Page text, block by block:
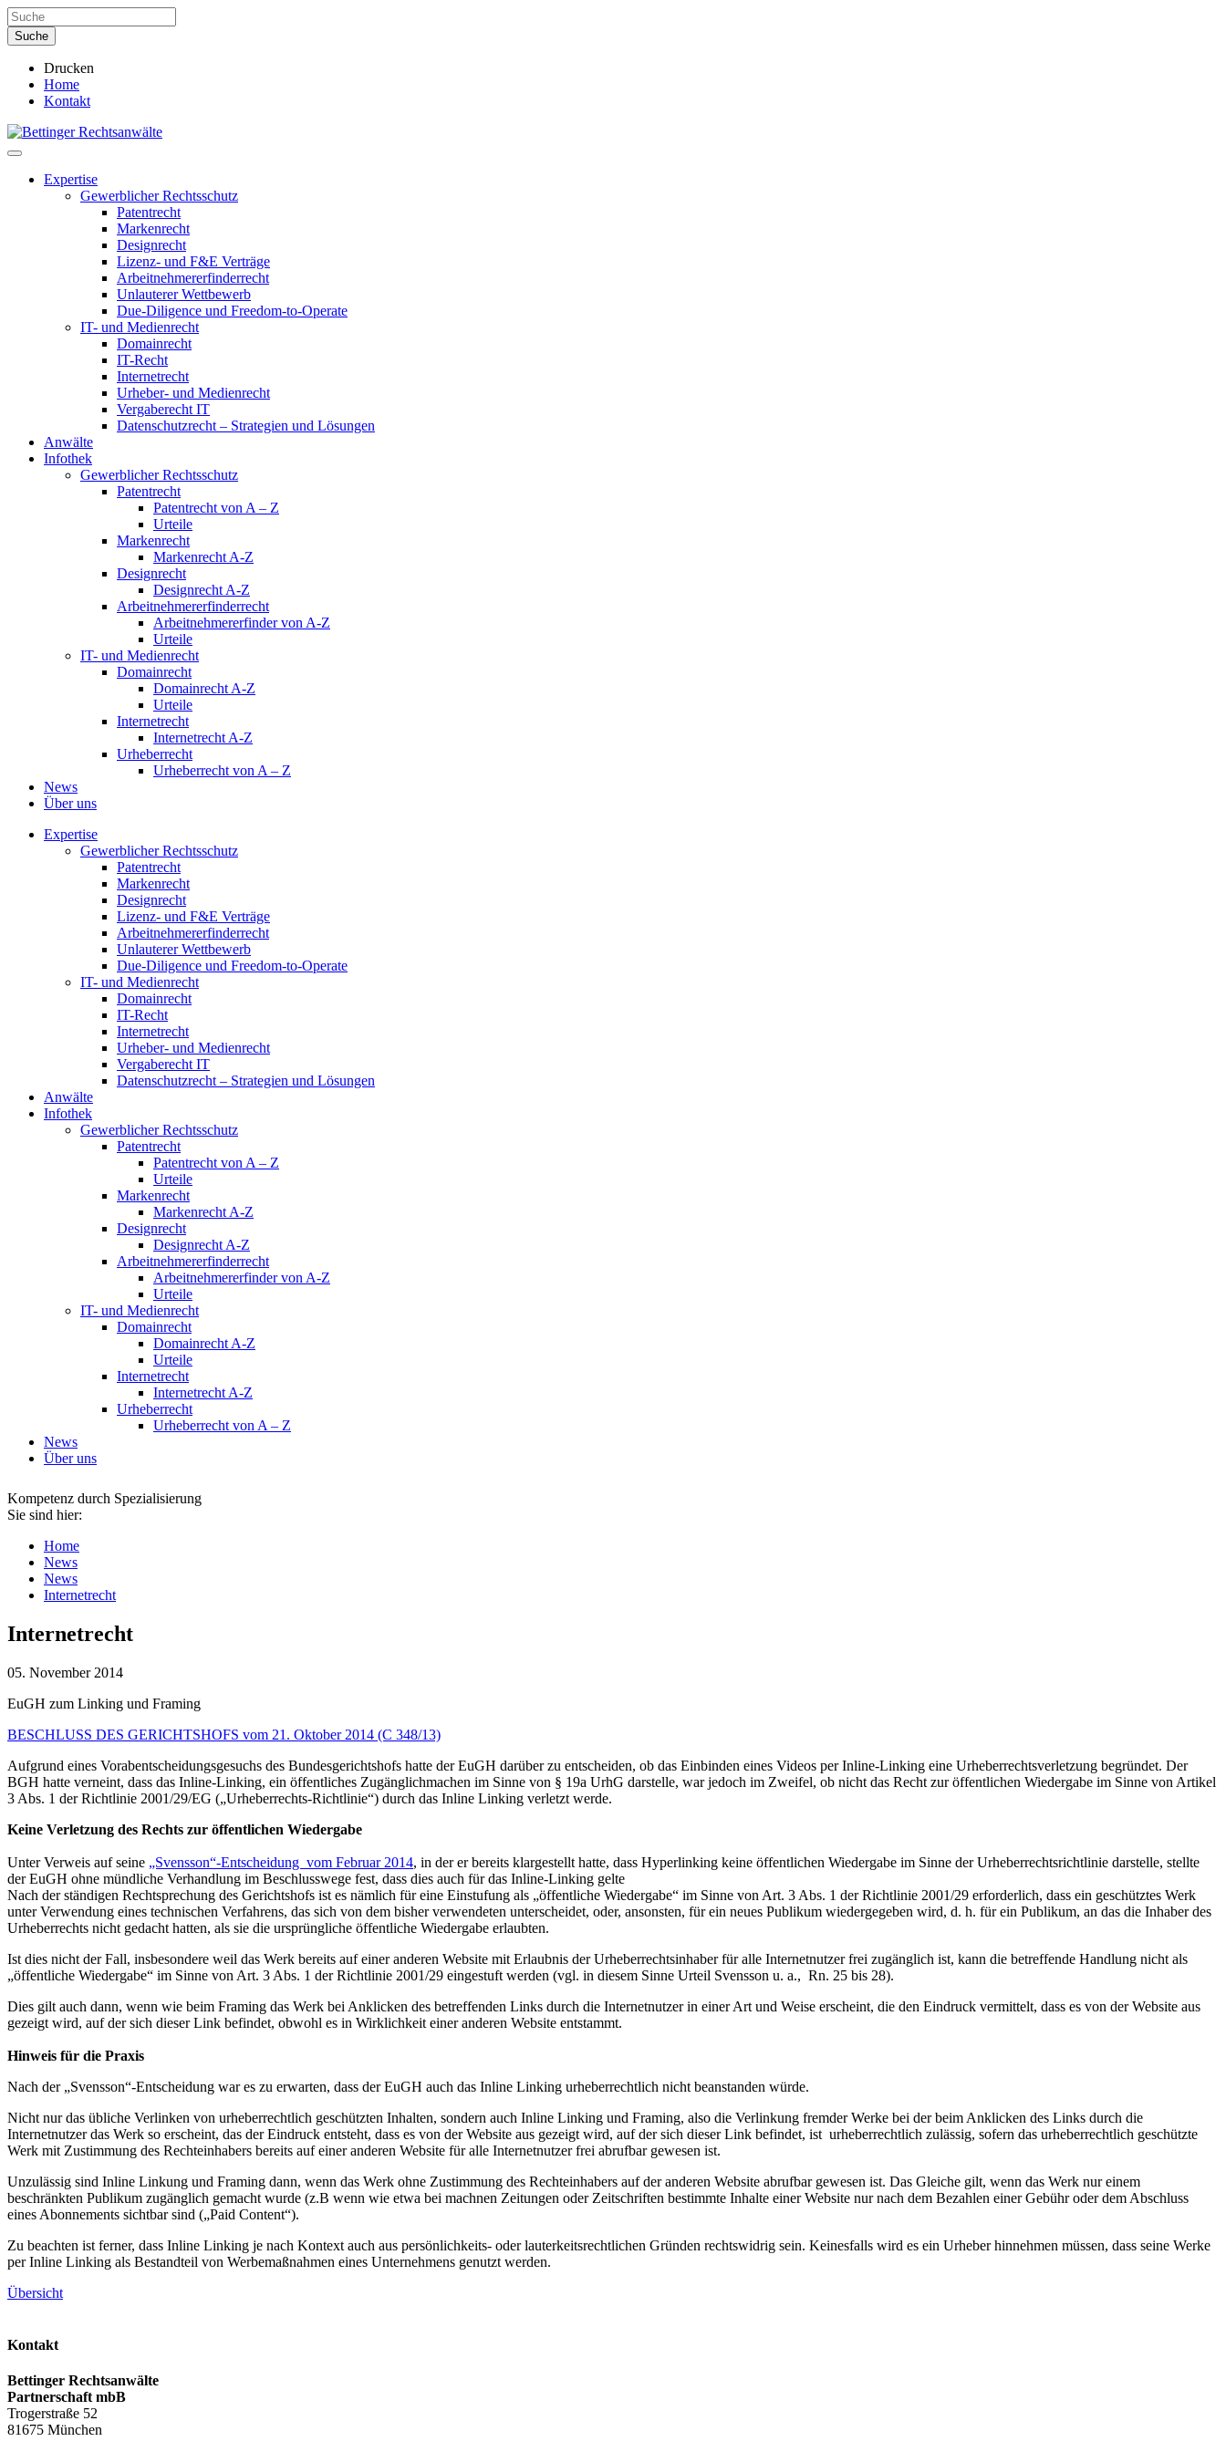
Drucken
Home
Kontakt
Expertise
Gewerblicher Rechtsschutz
Patentrecht
Markenrecht
Designrecht
Lizenz- und F&E Verträge
Arbeitnehmererfinderrecht
Unlauterer Wettbewerb
Due-Diligence und Freedom-to-Operate
IT- und Medienrecht
Domainrecht
IT-Recht
Internetrecht
Urheber- und Medienrecht
Vergaberecht IT
Datenschutzrecht – Strategien und Lösungen
Anwälte
Infothek
Gewerblicher Rechtsschutz
Patentrecht
Patentrecht von A – Z
Urteile
Markenrecht
Markenrecht A-Z
Designrecht
Designrecht A-Z
Arbeitnehmererfinderrecht
Arbeitnehmererfinder von A-Z
Urteile
IT- und Medienrecht
Domainrecht
Domainrecht A-Z
Urteile
Internetrecht
Internetrecht A-Z
Urheberrecht
Urheberrecht von A – Z
News
Über uns
Expertise
Gewerblicher Rechtsschutz
Patentrecht
Markenrecht
Designrecht
Lizenz- und F&E Verträge
Arbeitnehmererfinderrecht
Unlauterer Wettbewerb
Due-Diligence und Freedom-to-Operate
IT- und Medienrecht
Domainrecht
IT-Recht
Internetrecht
Urheber- und Medienrecht
Vergaberecht IT
Datenschutzrecht – Strategien und Lösungen
Anwälte
Infothek
Gewerblicher Rechtsschutz
Patentrecht
Patentrecht von A – Z
Urteile
Markenrecht
Markenrecht A-Z
Designrecht
Designrecht A-Z
Arbeitnehmererfinderrecht
Arbeitnehmererfinder von A-Z
Urteile
IT- und Medienrecht
Domainrecht
Domainrecht A-Z
Urteile
Internetrecht
Internetrecht A-Z
Urheberrecht
Urheberrecht von A – Z
News
Über uns
Kompetenz durch Spezialisierung
Sie sind hier:
Home
News
News
Internetrecht
Internetrecht
05. November 2014
EuGH zum Linking und Framing
BESCHLUSS DES GERICHTSHOFS vom 21. Oktober 2014 (C 348/13)
Aufgrund eines Vorabentscheidungsgesuchs des Bundesgerichtshofs hatte der EuGH darüber zu entscheiden, ob das Einbinden eines Videos per Inline-Linking eine Urheberrechtsverletzung begründet. Der
BGH hatte verneint, dass das Inline-Linking, ein öffentliches Zugänglichmachen im Sinne von § 19a UrhG darstelle, war jedoch im Zweifel, ob nicht das Recht zur öffentlichen Wiedergabe im Sinne von Artikel
3 Abs. 1 der Richtlinie 2001/29/EG („Urheberrechts-Richtlinie“) durch das Inline Linking verletzt werde.
Keine Verletzung des Rechts zur öffentlichen Wiedergabe
Unter Verweis auf seine „Svensson“-Entscheidung vom Februar 2014, in der er bereits klargestellt hatte, dass Hyperlinking keine öffentlichen Wiedergabe im Sinne der Urheberrechtsrichtlinie darstelle, stellte
der EuGH ohne mündliche Verhandlung im Beschlusswege fest, dass dies auch für das Inline-Linking gelte
Nach der ständigen Rechtsprechung des Gerichtshofs ist es nämlich für eine Einstufung als „öffentliche Wiedergabe“ im Sinne von Art. 3 Abs. 1 der Richtlinie 2001/29 erforderlich, dass ein geschütztes Werk
unter Verwendung eines technischen Verfahrens, das sich von dem bisher verwendeten unterscheidet, oder, ansonsten, für ein neues Publikum wiedergegeben wird, d. h. für ein Publikum, an das die Inhaber des
Urheberrechts nicht gedacht hatten, als sie die ursprüngliche öffentliche Wiedergabe erlaubten.
Ist dies nicht der Fall, insbesondere weil das Werk bereits auf einer anderen Website mit Erlaubnis der Urheberrechtsinhaber für alle Internetnutzer frei zugänglich ist, kann die betreffende Handlung nicht als
„öffentliche Wiedergabe“ im Sinne von Art. 3 Abs. 1 der Richtlinie 2001/29 eingestuft werden (vgl. in diesem Sinne Urteil Svensson u. a., Rn. 25 bis 28).
Dies gilt auch dann, wenn wie beim Framing das Werk bei Anklicken des betreffenden Links durch die Internetnutzer in einer Art und Weise erscheint, die den Eindruck vermittelt, dass es von der Website aus
gezeigt wird, auf der sich dieser Link befindet, obwohl es in Wirklichkeit einer anderen Website entstammt.
Hinweis für die Praxis
Nach der „Svensson“-Entscheidung war es zu erwarten, dass der EuGH auch das Inline Linking urheberrechtlich nicht beanstanden würde.
Nicht nur das übliche Verlinken von urheberrechtlich geschützten Inhalten, sondern auch Inline Linking und Framing, also die Verlinkung fremder Werke bei der beim Anklicken des Links durch die
Internetnutzer das Werk so erscheint, das der Eindruck entsteht, dass es von der Website aus gezeigt wird, auf der sich dieser Link befindet, ist urheberrechtlich zulässig, sofern das urheberrechtlich geschützte
Werk mit Zustimmung des Rechteinhabers bereits auf einer anderen Website für alle Internetnutzer frei abrufbar gewesen ist.
Unzulässig sind Inline Linkung und Framing dann, wenn das Werk ohne Zustimmung des Rechteinhabers auf der anderen Website abrufbar gewesen ist. Das Gleiche gilt, wenn das Werk nur einem
beschränkten Publikum zugänglich gemacht wurde (z.B wenn wie etwa bei machnen Zeitungen oder Zeitschriften bestimmte Inhalte einer Website nur nach dem Bezahlen einer Gebühr oder dem Abschluss
eines Abonnements sichtbar sind („Paid Content“).
Zu beachten ist ferner, dass Inline Linking je nach Kontext auch aus persönlichkeits- oder lauterkeitsrechtlichen Gründen rechtswidrig sein. Keinesfalls wird es ein Urheber hinnehmen müssen, dass seine Werke
per Inline Linking als Bestandteil von Werbemaßnahmen eines Unternehmens genutzt werden.
Übersicht
Kontakt
Bettinger Rechtsanwälte
Partnerschaft mbB
Trogerstraße 52
81675 München